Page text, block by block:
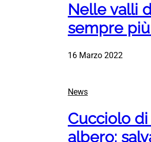
Nelle valli
sempre
16 Marzo 2022
News
Cucciolo
albero: